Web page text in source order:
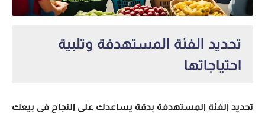
تحديد الفئة المستهدفة وتلبية
احتياجاتها
تحديد الفئة المستهدفة بدقة يساعدك على النجاح في بيعك